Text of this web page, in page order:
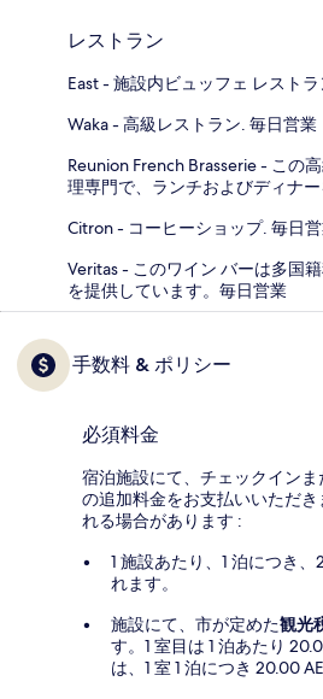
レストラン
East - 施設内ビュッフェ レスト
Waka - 高級レストラン. 毎日営業
Reunion French Brasserie - この
理専門で、ランチおよびディナ
Citron - コーヒーショップ. 毎日
Veritas - このワイン バーは多国
を提供しています。毎日営業
手数料 & ポリシー
必須料金
宿泊施設にて、チェックイン
の追加料金をお支払いいただ
れる場合があります :
1 施設あたり、1 泊につき
れます。
施設にて、市が定めた観光
す。1 室目は 1 泊あたり
は、1 室 1 泊につき 20.00